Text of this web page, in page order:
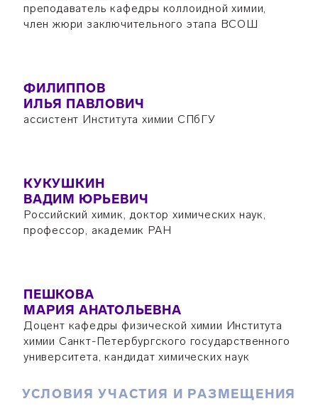
преподаватель кафедры коллоидной химии,
член жюри заключительного этапа ВСОШ
ФИЛИППОВ
ИЛЬЯ ПАВЛОВИЧ
ассистент Института химии СПбГУ
КУКУШКИН
ВАДИМ ЮРЬЕВИЧ
Российский химик, доктор химических наук,
профессор, академик РАН
ПЕШКОВА
МАРИЯ АНАТОЛЬЕВНА
Доцент кафедры физической химии Института
химии Санкт-Петербургского государственного
университета, кандидат химических наук
УСЛОВИЯ УЧАСТИЯ И РАЗМЕЩЕНИЯ